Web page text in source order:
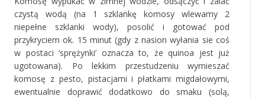
czystą wodą (na 1 szklankę komosy wlewamy 2
niepełne szklanki wody), posolić i gotować pod
przykryciem ok. 15 minut (gdy z nasion wyłania sie coś
w postaci ‘sprężynki’ oznacza to, że quinoa jest już
ugotowana). Po lekkim przestudzeniu wymieszać
komosę z pesto, pistacjami i płatkami migdałowymi,
ewentualnie doprawić dodatkowo do smaku (solą,